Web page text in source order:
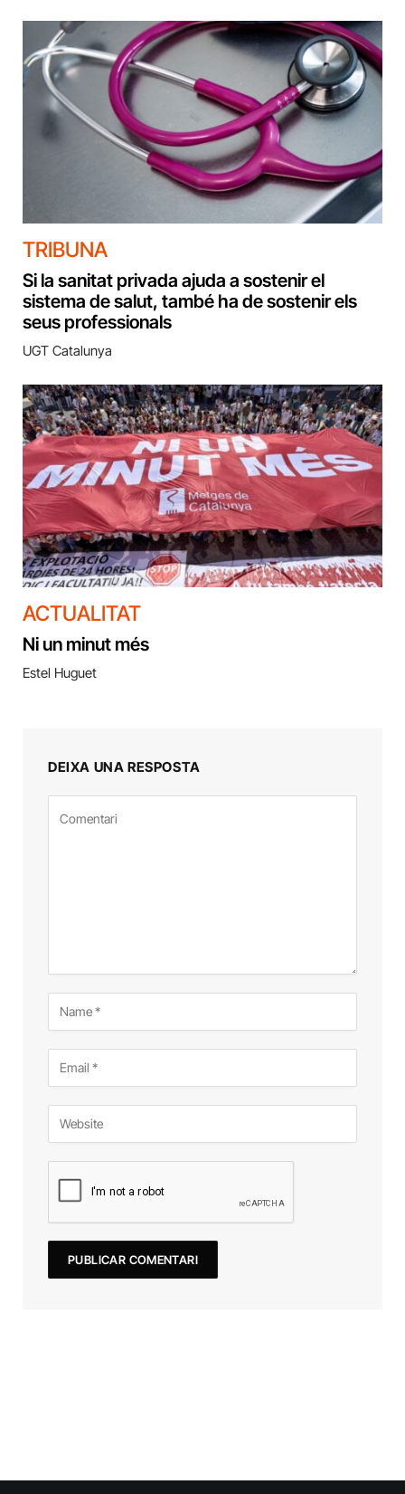
TRIBUNA
Si la sanitat privada ajuda a sostenir el
sistema de salut, també ha de sostenir els
seus professionals
UGT Catalunya
ACTUALITAT
Ni un minut més
Estel Huguet
DEIXA UNA RESPOSTA